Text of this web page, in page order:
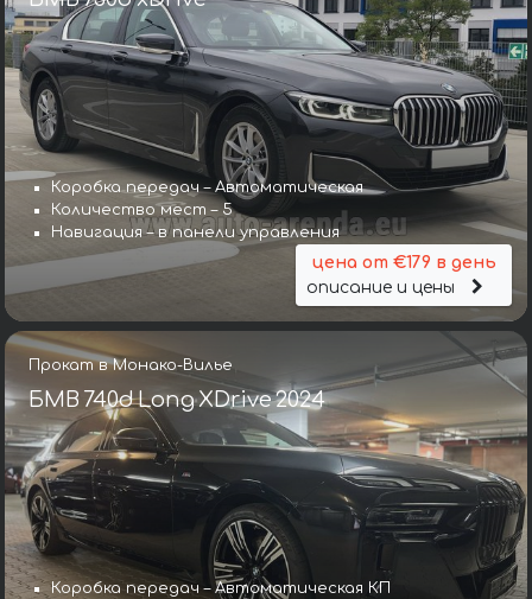
Коробка передач – Автоматическая
Количество мест – 5
Навигация – в панели управления
цена от €179 в день
описание и цены
Прокат в Монако-Вилье
БМВ 740d Long XDrive 2024
Коробка передач – Автоматическая КП